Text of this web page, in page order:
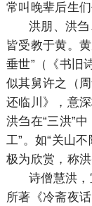
常叫晚辈后生们
洪朋、洪刍
皆受教于黄。
垂世”（《书旧
似其舅许之（
还临川》，意
洪刍在“三洪”
工”。如“关山
极为欣赏，称洪
诗僧慧洪，
所著《冷斋夜